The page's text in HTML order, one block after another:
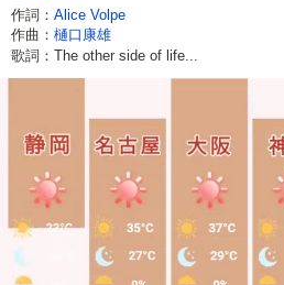
作詞： Alice Volpe
作曲： 樋口康雄
歌詞：The other side of life...